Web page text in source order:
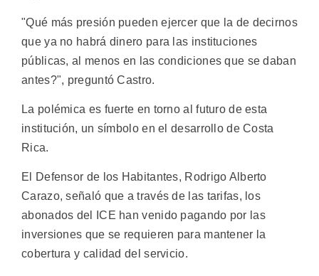
"Qué más presión pueden ejercer que la de decirnos
que ya no habrá dinero para las instituciones
públicas, al menos en las condiciones que se daban
antes?", preguntó Castro.
La polémica es fuerte en torno al futuro de esta
institución, un símbolo en el desarrollo de Costa
Rica.
El Defensor de los Habitantes, Rodrigo Alberto
Carazo, señaló que a través de las tarifas, los
abonados del ICE han venido pagando por las
inversiones que se requieren para mantener la
cobertura y calidad del servicio.